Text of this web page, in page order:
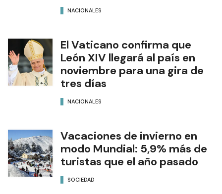
NACIONALES
El Vaticano confirma que
León XIV llegará al país en
noviembre para una gira de
tres días
NACIONALES
Vacaciones de invierno en
modo Mundial: 5,9% más de
turistas que el año pasado
SOCIEDAD